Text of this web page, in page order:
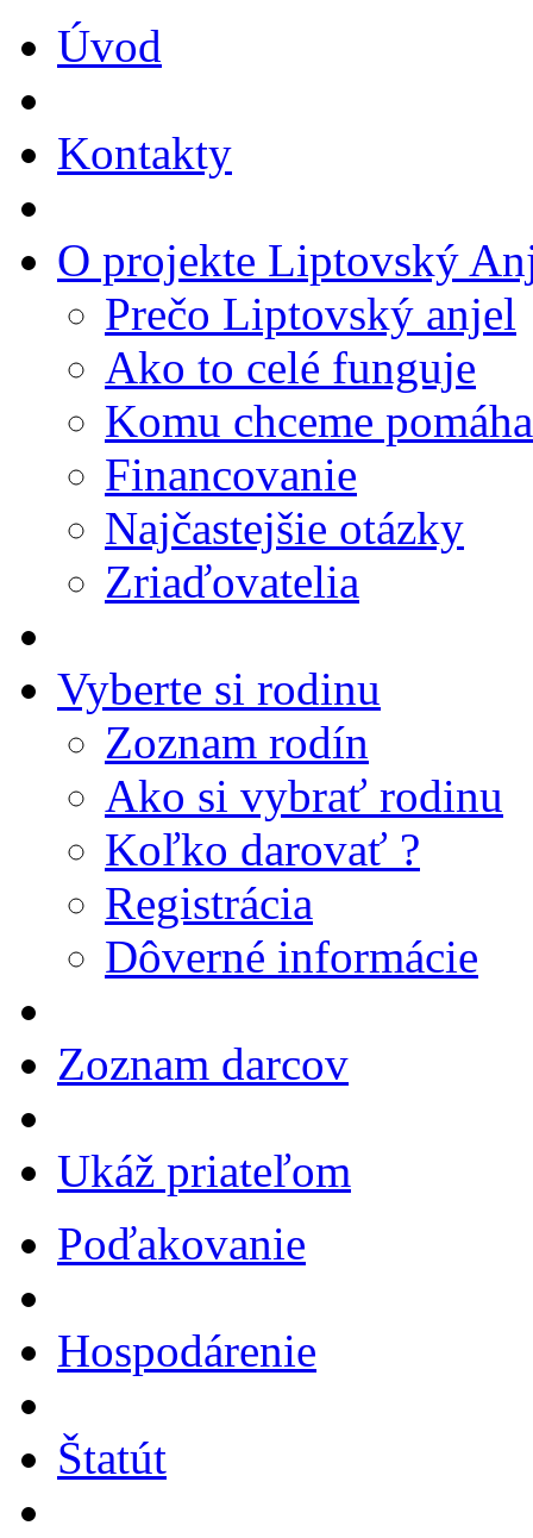
Úvod
Kontakty
O projekte Liptovský
Prečo Liptovský anjel
Ako to celé funguje
Komu chceme
Financovanie
Najčastejšie otázky
Zriaďovatelia
Vyberte si rodinu
Zoznam rodín
Ako si vybrať rodinu
Koľko darovať ?
Registrácia
Dôverné informácie
Zoznam darcov
Ukáž priateľom
Poďakovanie
Hospodárenie
Štatút